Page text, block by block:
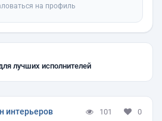
на профиль
лучших исполнителей
интерьеров 101 0